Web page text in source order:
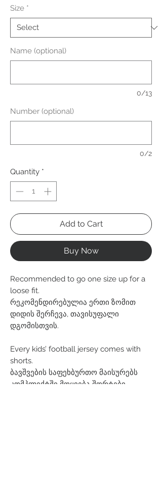
Size *
Name (optional)
0/13
Number (optional)
0/2
Quantity *
Add to Cart
Buy Now
Recommended to go one size up for a
loose fit.
რეკომენდირებულია ერთი ზომით
დიდის შერჩევა, თავისუფალი
დგომისთვის.
Every kids’ football jersey comes with
shorts.
ბავშვების საფეხბურთო მაისურებს
კომპლექტში მოყვება შორტები.